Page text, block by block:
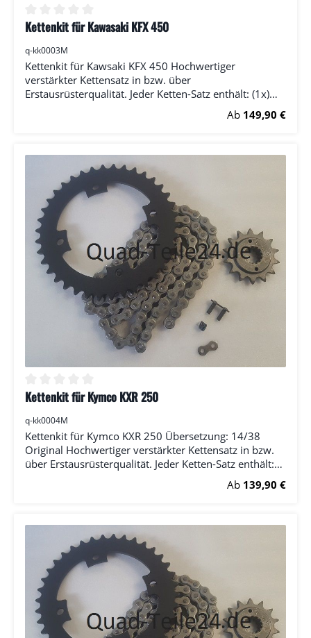
Durchschnittliche Bewertung von 0 von 5 Sternen
Kettenkit für Kawasaki KFX 450
q-kk0003M
Kettenkit für Kawsaki KFX 450 Hochwertiger
verstärkter Kettensatz in bzw. über
Erstausrüsterqualität. Jeder Ketten-Satz enthält: (1x)
Ritzel (1x) Kettenrad (1x) Kette (RK) inkl. Kettenschloss
Bitte wählen Sie die Anzahl der Zähne bei Ritzel und
Regulärer Preis:
Ab 149,90 €
Durchschnittliche Bewertung von 0 von 5 Sternen
Kettenkit für Kymco KXR 250
q-kk0004M
Kettenkit für Kymco KXR 250 Übersetzung: 14/38
Original Hochwertiger verstärkter Kettensatz in bzw.
über Erstausrüsterqualität. Jeder Ketten-Satz enthält:
Kettenschloss Bitte wählen Sie die Anzahl der Zähne
Regulärer Preis:
Ab 139,90 €